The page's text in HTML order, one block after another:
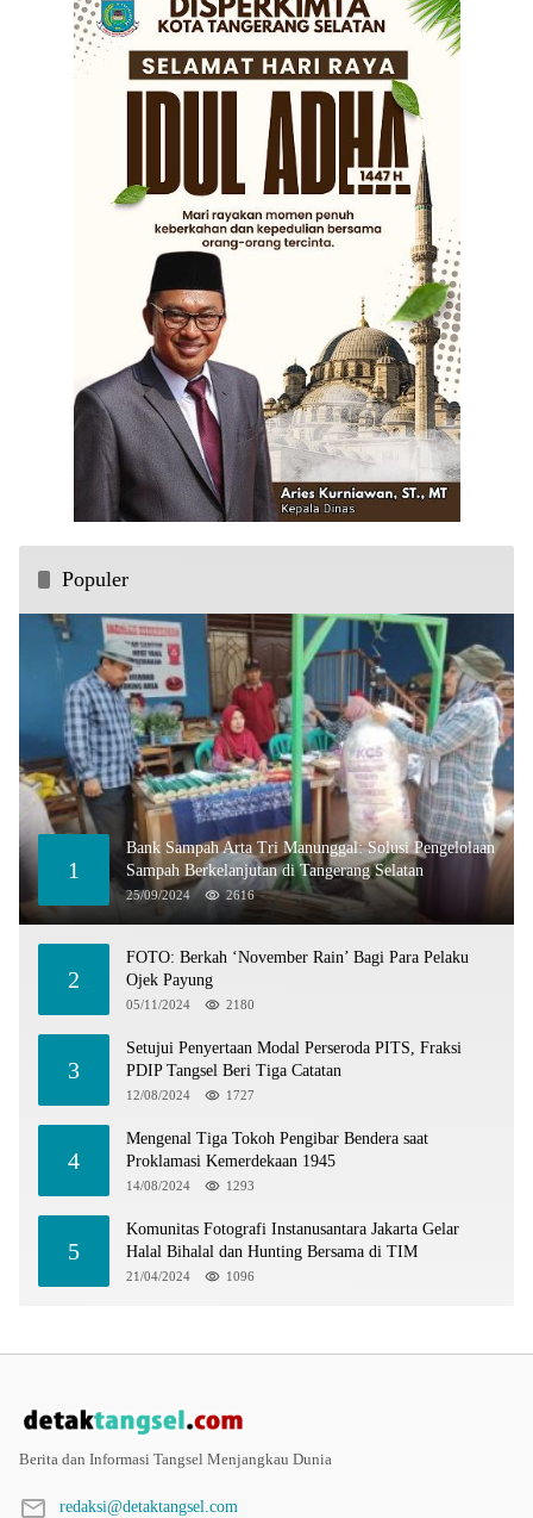
Populer
1
Bank Sampah Arta Tri Manunggal: Solusi Pengelolaan
Sampah Berkelanjutan di Tangerang Selatan
25/09/2024 2616
2
FOTO: Berkah ‘November Rain’ Bagi Para Pelaku
Ojek Payung
05/11/2024 2180
3
Setujui Penyertaan Modal Perseroda PITS, Fraksi
PDIP Tangsel Beri Tiga Catatan
12/08/2024 1727
4
Mengenal Tiga Tokoh Pengibar Bendera saat
Proklamasi Kemerdekaan 1945
14/08/2024 1293
5
Komunitas Fotografi Instanusantara Jakarta Gelar
Halal Bihalal dan Hunting Bersama di TIM
21/04/2024 1096
Berita dan Informasi Tangsel Menjangkau Dunia
redaksi@detaktangsel.com